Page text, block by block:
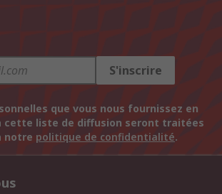
S'inscrire
que vous nous fournissez en
cette liste de diffusion seront traitées
notre politique de confidentialité.